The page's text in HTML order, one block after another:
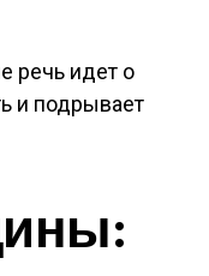
речь идет о
и подрывает